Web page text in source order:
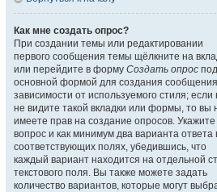
Как мне создать опрос?
При создании темы или редактировании
первого сообщения темы щёлкните на
или перейдите в форму Создать опрос под
основной формой для создания
зависимости от используемого стиля; если
не видите такой вкладки или формы, то вы
имеете прав на создание опросов. Укажите
вопрос и как минимум два варианта ответа
соответствующих полях, убедившись, что
каждый вариант находится на отдельной
текстового поля. Вы также можете задать
количество вариантов, которые могут